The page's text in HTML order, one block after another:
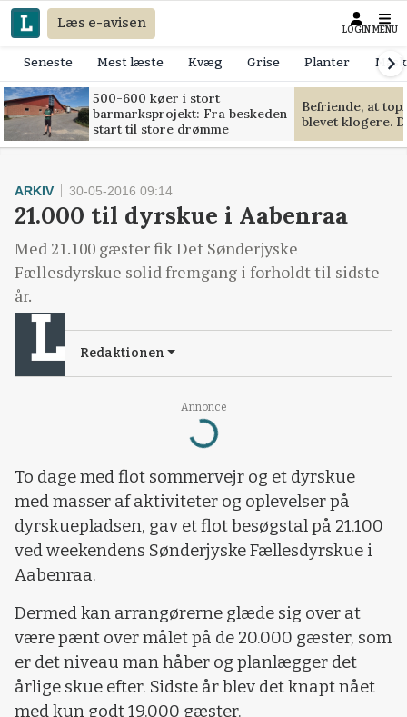
Læs e-avisen LOGIN MENU
Seneste Mest læste Kvæg Grise Planter
500-600 køer i stort
barmarksprojekt: Fra beskeden
start til store drømme
Befriende, at
blevet klogere.
Annonce
Loading...
ARKIV 30-05-2016 09:14
21.000 til dyrskue i Aabenraa
Med 21.100 gæster fik Det Sønderjyske
Fællesdyrskue solid fremgang i forholdt til sidste
år.
Redaktionen
To dage med flot sommervejr og et dyrskue
med masser af aktiviteter og oplevelser på
dyrskuepladsen, gav et flot besøgstal på 21.100
ved weekendens Sønderjyske Fællesdyrskue i
Aabenraa.
Dermed kan arrangørerne glæde sig over at
være pænt over målet på de 20.000 gæster, som
er det niveau man håber og planlægger det
årlige skue efter. Sidste år blev det knapt nået
med kun godt 19.000 gæster.